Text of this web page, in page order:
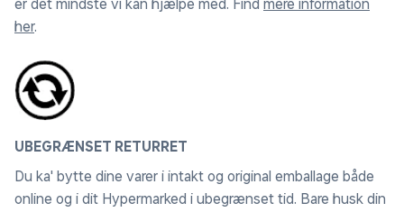
er det mindste vi kan hjælpe med. Find mere information
her.
UBEGRÆNSET RETURRET
Du ka' bytte dine varer i intakt og original emballage både
online og i dit Hypermarked i ubegrænset tid. Bare husk din